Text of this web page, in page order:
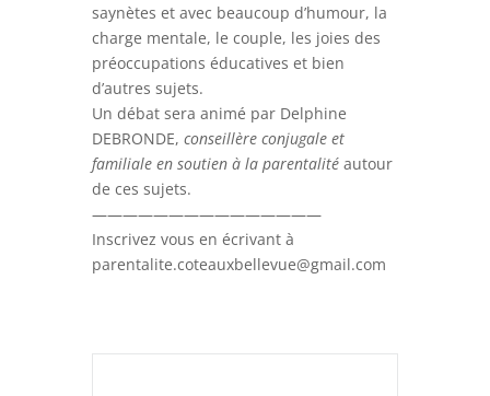
saynètes et avec beaucoup d’humour, la
charge mentale, le couple, les joies des
préoccupations éducatives et bien
d’autres sujets.
Un débat sera animé par Delphine
DEBRONDE, conseillère conjugale et
familiale en soutien à la parentalité autour
de ces sujets.
———————————————
Inscrivez vous en écrivant à
parentalite.coteauxbellevue@gmail.com